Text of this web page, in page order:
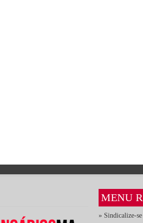
MENU
» Sindicalize-se